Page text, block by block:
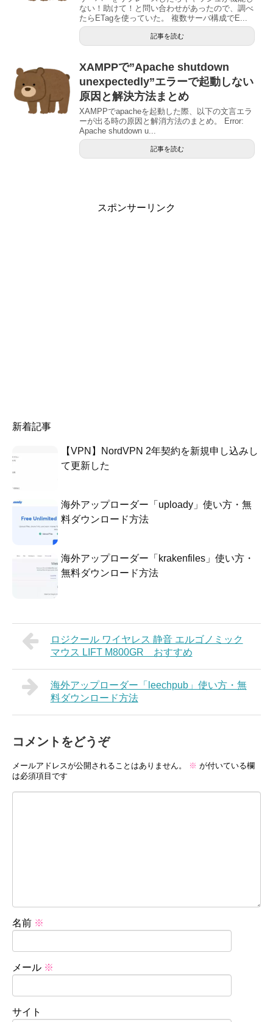
ない！助けて！と問い合わせがあったので、調べ
たらETagを使っていた。 複数サーバ構成でE...
記事を読む
XAMPPで”Apache shutdown
unexpectedly”エラーで起動しない
原因と解決方法まとめ
XAMPPでapacheを起動した際、以下の文言エラ
ーが出る時の原因と解消方法のまとめ。 Error:
Apache shutdown u...
記事を読む
スポンサーリンク
新着記事
【VPN】NordVPN 2年契約を新規申し込みし
て更新した
海外アップローダー「uploady」使い方・無
料ダウンロード方法
海外アップローダー「krakenfiles」使い方・
無料ダウンロード方法
ロジクール ワイヤレス 静音 エルゴノミック
マウス LIFT M800GR おすすめ
海外アップローダー「leechpub」使い方・無
料ダウンロード方法
コメントをどうぞ
メールアドレスが公開されることはありません。 ※ が付いている欄
は必須項目です
名前 ※
メール ※
サイト